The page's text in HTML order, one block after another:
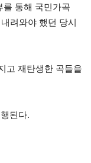
를 통해 국민가곡
려와야 했던 당시
고 재탄생한 곡들을
된다.